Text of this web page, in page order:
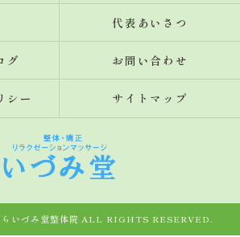
代表あいさつ
グ お問い合わせ
シー サイトマップ
いづみ堂整体院 ALL RIGHTS RESERVED.